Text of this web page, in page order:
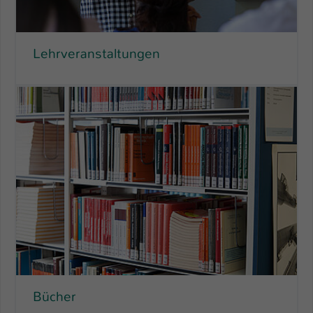
Lehr­ver­an­stal­tungen
Bücher
Einstellungen. Unter anderem eine zufällig
generierte ID, für die historische
Speicherung Ihrer vorgenommen
Einstellungen, falls der Webseiten-
Name fe_typo_user / PHPSESSID
Anbieter TYPO3
Laufzeit 1 Woche
Zweck
Dieses Cookie ist ein Standard-Session-
Cookie von TYPO3. Es speichert im Fall
eines Intranet-Logins die Session-ID. So
kann der eingeloggte Benutzer
wiedererkannt werden und es wird ihm
Zugang zu geschützten Bereichen